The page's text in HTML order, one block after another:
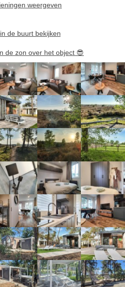
weergeven
de buurt bekijken
de zon over het object 😎